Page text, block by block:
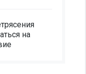
на